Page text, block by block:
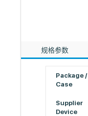
规格参数
Package /
Case
Supplier
Device